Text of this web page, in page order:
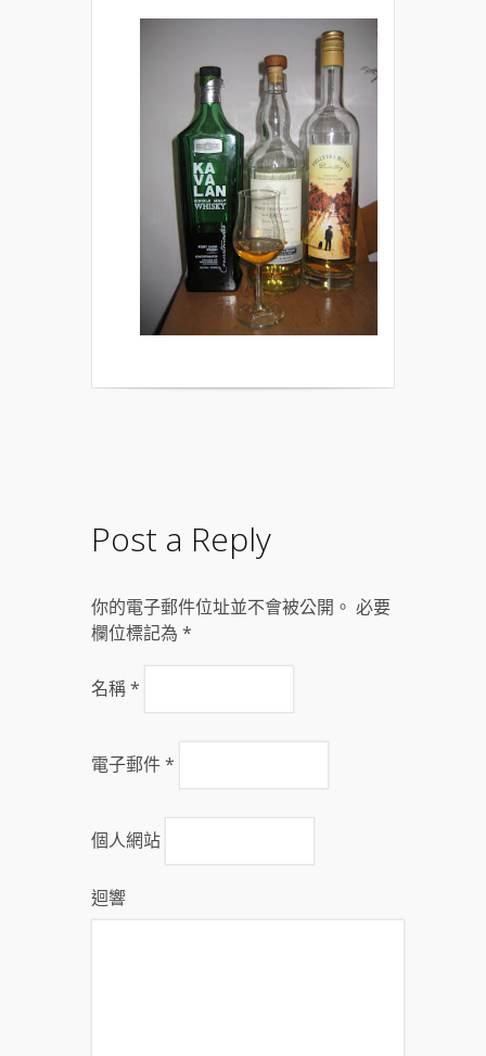
Post a Reply
你的電子郵件位址並不會被公開。 必要
欄位標記為 *
名稱*
電子郵件*
個人網站
迴響